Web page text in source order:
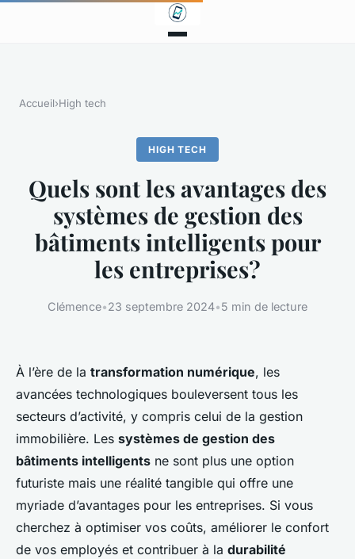
Accueil›High tech
HIGH TECH
Quels sont les avantages des
systèmes de gestion des
bâtiments intelligents pour
les entreprises?
Clémence•23 septembre 2024•5 min de lecture
À l’ère de la transformation numérique, les
avancées technologiques bouleversent tous les
secteurs d’activité, y compris celui de la gestion
immobilière. Les systèmes de gestion des
bâtiments intelligents ne sont plus une option
futuriste mais une réalité tangible qui offre une
myriade d’avantages pour les entreprises. Si vous
cherchez à optimiser vos coûts, améliorer le confort
de vos employés et contribuer à la durabilité